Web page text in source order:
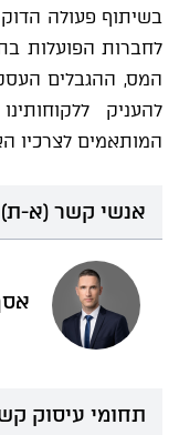
בשיתוף פעולה
לחברות הפועלות
המס, ההגבלים
להעניק
המותאמים לצרכיו
אנשי קשר (א-ת)
תחומי עיסוק